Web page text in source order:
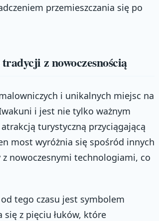
przemieszczania się po
z nowoczesnością
i unikalnych miejsc na
i jest nie tylko ważnym
turystyczną przyciągającą
most wyróżnia się spośród innych
nowoczesnymi technologiami, co
tego czasu jest symbolem
się z pięciu łuków, które